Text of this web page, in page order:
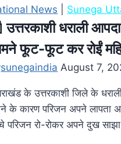
News Sunega
उत्तरकाशी धराली
फूट-फूट कर रोईं
sunegaindia August 7,
के उत्तरकाशी जिले के
के कारण परिजन अपने लापता
परिजन रो-रोकर अपने दुख